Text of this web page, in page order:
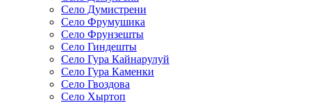
Село Думистрени
Село Фрумушика
Село Фрунзешты
Село Гиндешты
Село Гура Кайнарулуй
Село Гура Каменки
Село Гвоздова
Село Хыртоп